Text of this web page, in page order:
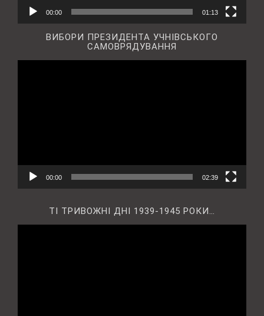
00:00 01:13
ВИБОРИ ПРЕЗИДЕНТА УЧНІВСЬКОГО
САМОВРЯДУВАННЯ
00:00 02:39
ТІ ТРИВОЖНІ ДНІ 1939-1945 РОКИ…